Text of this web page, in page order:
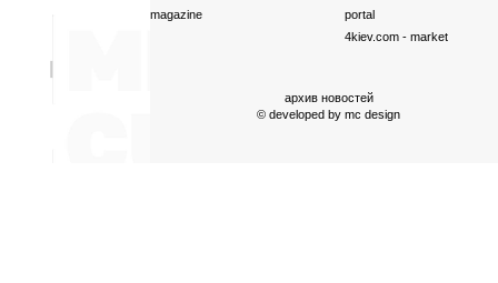
magazine
portal
4kiev.com- market
архив новостей
© developed by mc design